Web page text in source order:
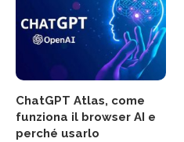
ChatGPT Atlas, come
funziona il browser AI e
perché usarlo